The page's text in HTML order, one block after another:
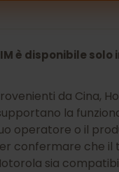
è disponibile solo
da Cina,
la
operatore o il
confermare che il
sia